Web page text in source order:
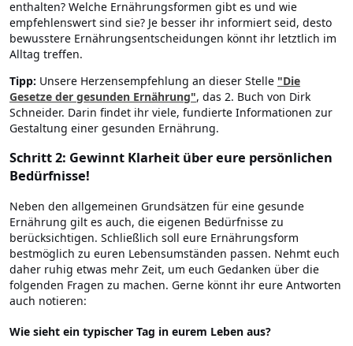
enthalten? Welche Ernährungsformen gibt es und wie
empfehlenswert sind sie? Je besser ihr informiert seid, desto
bewusstere Ernährungsentscheidungen könnt ihr letztlich im
Alltag treffen.
Tipp: Unsere Herzensempfehlung an dieser Stelle "Die
Gesetze der gesunden Ernährung", das 2. Buch von Dirk
Schneider. Darin findet ihr viele, fundierte Informationen zur
Gestaltung einer gesunden Ernährung.
Schritt 2: Gewinnt Klarheit über eure persönlichen
Bedürfnisse!
Neben den allgemeinen Grundsätzen für eine gesunde
Ernährung gilt es auch, die eigenen Bedürfnisse zu
berücksichtigen. Schließlich soll eure Ernährungsform
bestmöglich zu euren Lebensumständen passen. Nehmt euch
daher ruhig etwas mehr Zeit, um euch Gedanken über die
folgenden Fragen zu machen. Gerne könnt ihr eure Antworten
auch notieren:
Wie sieht ein typischer Tag in eurem Leben aus?